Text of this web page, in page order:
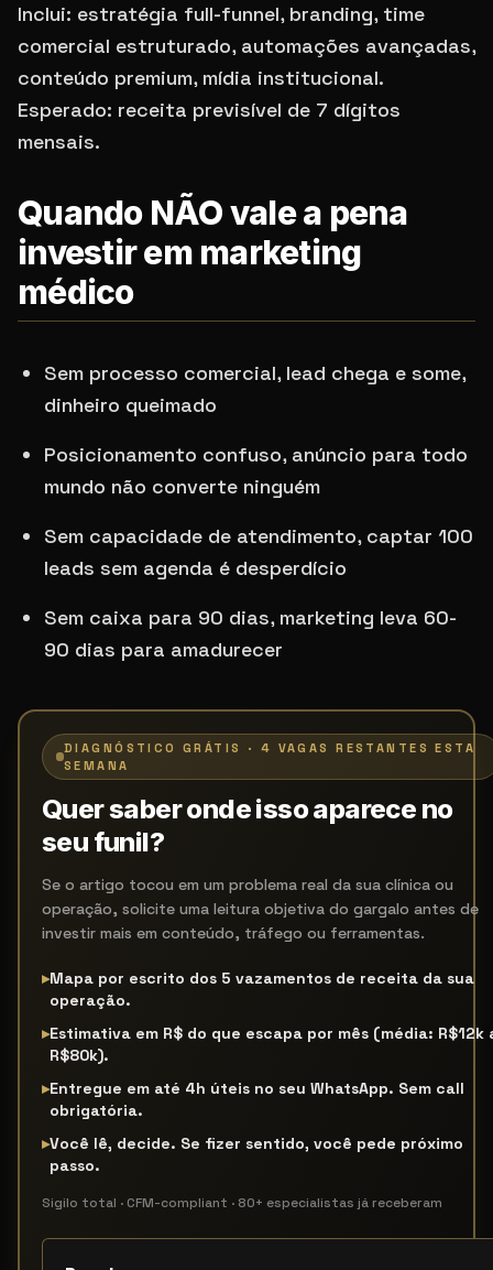
Inclui: estratégia full-funnel, branding, time
comercial estruturado, automações avançadas,
conteúdo premium, mídia institucional.
Esperado: receita previsível de 7 dígitos
mensais.
Quando NÃO vale a pena
investir em marketing
médico
Sem processo comercial, lead chega e some,
dinheiro queimado
Posicionamento confuso, anúncio para todo
mundo não converte ninguém
Sem capacidade de atendimento, captar 100
leads sem agenda é desperdício
Sem caixa para 90 dias, marketing leva 60-
90 dias para amadurecer
DIAGNÓSTICO GRÁTIS · 4 VAGAS RESTANTES ESTA
SEMANA
Quer saber onde isso aparece no
seu funil?
Se o artigo tocou em um problema real da sua clínica ou
operação, solicite uma leitura objetiva do gargalo antes de
investir mais em conteúdo, tráfego ou ferramentas.
▸Mapa por escrito dos 5 vazamentos de receita da sua
operação.
▸Estimativa em R$ do que escapa por mês (média: R$12k
R$80k).
▸Entregue em até 4h úteis no seu WhatsApp. Sem call
obrigatória.
▸Você lê, decide. Se fizer sentido, você pede próximo
passo.
Sigilo total · CFM-compliant · 80+ especialistas já receberam